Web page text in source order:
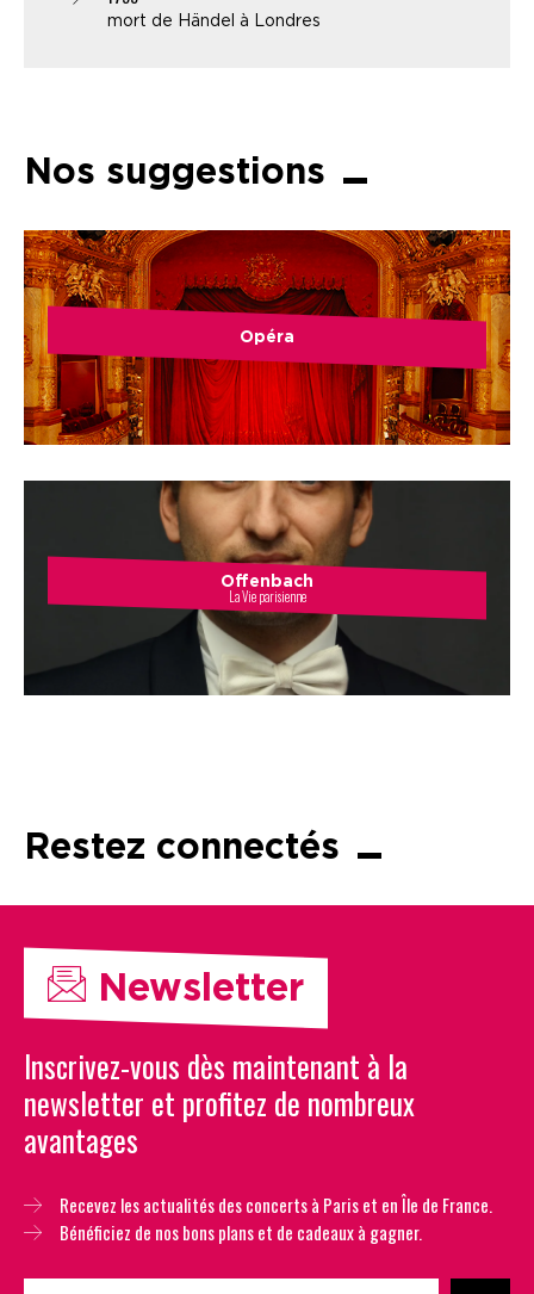
mort de Händel à Londres
Nos suggestions
Opéra
Offenbach
La Vie parisienne
Restez connectés
Newsletter
Inscrivez-vous dès maintenant à la
newsletter et profitez de nombreux
avantages
Recevez les actualités des concerts à Paris et en Île de France.
Bénéficiez de nos bons plans et de cadeaux à gagner.